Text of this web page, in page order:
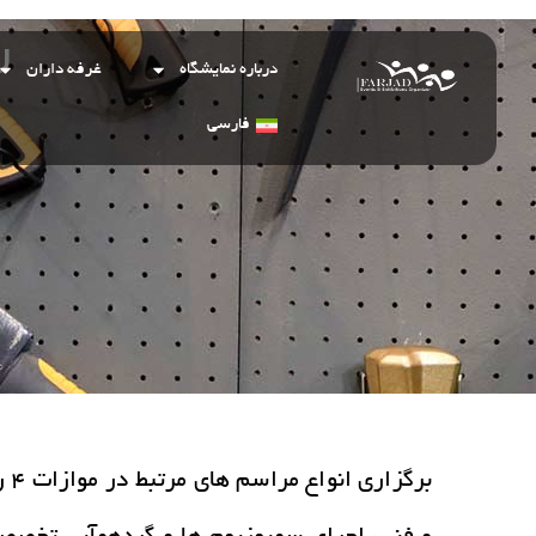
درباره نمایشگاه غرفه داران
فارسی